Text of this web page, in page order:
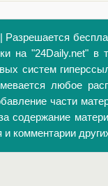
на "24Daily.net" в
систем
любое
части
содержание
комментарии